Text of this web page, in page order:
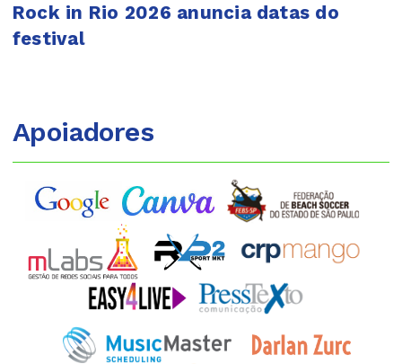
Rock in Rio 2026 anuncia datas do
festival
Apoiadores